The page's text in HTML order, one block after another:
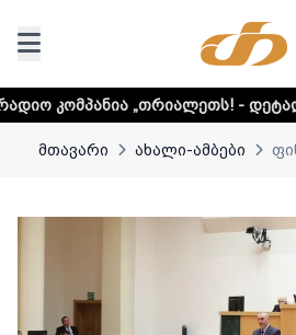
„თრიალეთს! - დეტალური
მთავარი ახალი-ამბები